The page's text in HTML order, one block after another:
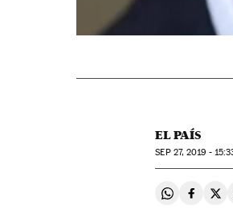
EL PAÍS
SEP27, 2019 -
Compartir